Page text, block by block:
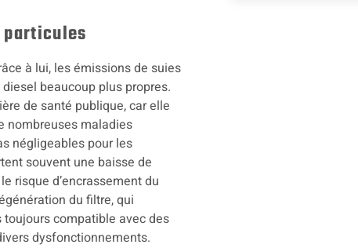
particules
à lui, les émissions de suies
beaucoup plus propres.
de santé publique, car elle
nombreuses maladies
négligeables pour les
souvent une baisse de
risque d’encrassement du
du filtre, qui
toujours compatible avec des
dysfonctionnements.